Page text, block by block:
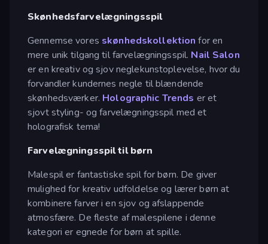
Skønhedsfarvelægningsspil
Gennemse vores skønhedskollektion for en
mere unik tilgang til farvelægningsspil. Nail Salon
er en kreativ og sjov neglekunstoplevelse, hvor du
forvandler kundernes negle til blændende
skønhedsværker. Holographic Trends er et
sjovt styling- og farvelægningsspil med et
holografisk tema!
Farvelægningsspil til børn
Malespil er fantastiske spil for børn. De giver
mulighed for kreativ udfoldelse og lærer børn at
kombinere farver i en sjov og afslappende
atmosfære. De fleste af malespilene i denne
kategori er egnede for børn at spille.